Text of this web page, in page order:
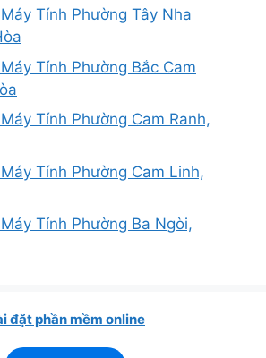
Tính Phường Tây Nha
Tính Phường Bắc Cam
Tính Phường Cam Ranh,
Tính Phường Cam Linh,
Tính Phường Ba Ngòi,
đặt phần mềm online